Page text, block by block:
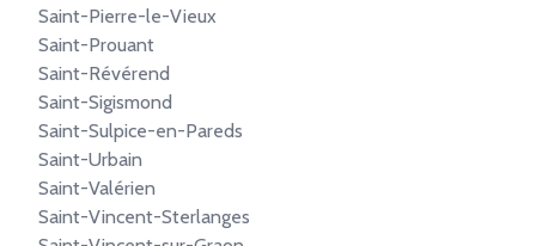
Saint-Pierre-le-Vieux
Saint-Prouant
Saint-Révérend
Saint-Sigismond
Saint-Sulpice-en-Pareds
Saint-Urbain
Saint-Valérien
Saint-Vincent-Sterlanges